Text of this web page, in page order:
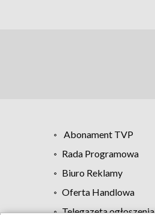
Abonament TVP
Rada Programowa
Biuro Reklamy
Oferta Handlowa
Telegazeta ogłoszenia